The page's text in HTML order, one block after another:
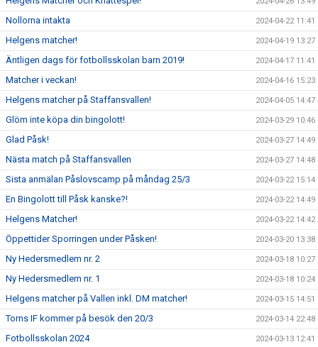
Nollorna intakta 2024-04-22 11:41
Helgens matcher! 2024-04-19 13:27
Äntligen dags för fotbollsskolan barn 2019! 2024-04-17 11:41
Matcher i veckan! 2024-04-16 15:23
Helgens matcher på Staffansvallen! 2024-04-05 14:47
Glöm inte köpa din bingolott! 2024-03-29 10:46
Glad Påsk! 2024-03-27 14:49
Nästa match på Staffansvallen 2024-03-27 14:48
Sista anmälan Påslovscamp på måndag 25/3 2024-03-22 15:14
En Bingolott till Påsk kanske?! 2024-03-22 14:49
Helgens Matcher! 2024-03-22 14:42
Öppettider Sporringen under Påsken! 2024-03-20 13:38
Ny Hedersmedlem nr. 2 2024-03-18 10:27
Ny Hedersmedlem nr. 1 2024-03-18 10:24
Helgens matcher på Vallen inkl. DM matcher! 2024-03-15 14:51
Torns IF kommer på besök den 20/3 2024-03-14 22:48
Fotbollsskolan 2024 2024-03-13 12:41